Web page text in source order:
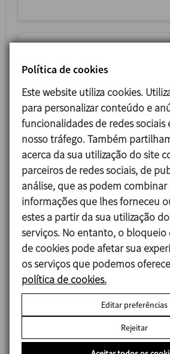
KFA
FILTROS DE TIERRA FOSIL
HORIZONTALES
Política de cookies
Este website utiliza cookies.
para personalizar conteúdo e
funcionalidades de redes sociais
nosso tráfego. Também
acerca da sua utilização do site
parceiros de redes sociais, de
análise, que as podem
informações que lhes forneceu
estes a partir da sua utilização
serviços. No entanto, o bloqueio
de cookies pode afetar sua
os serviços que podemos
política de cookies.
Editar preferências
Rejeitar